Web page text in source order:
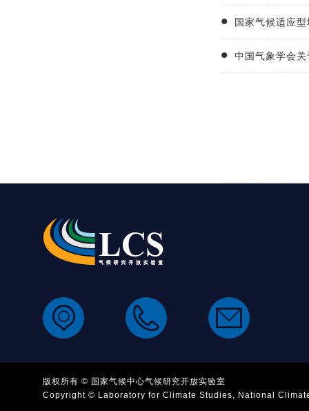
国家气候适应
中国气象学会
版权所有 © 国家气候中心气候研究开放实验室
Copyright © Laboratory for Climate Studies, National